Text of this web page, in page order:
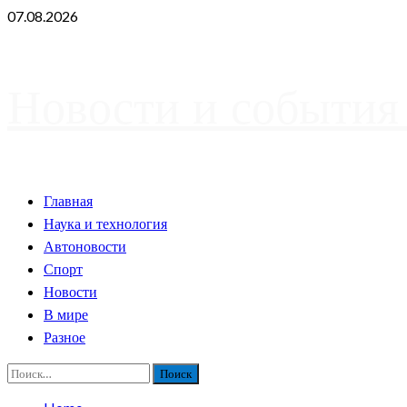
Skip
07.08.2026
PrimaryГлавная
Наука и технология
Автоновости
Спорт
Новости
В мире
Разное
Найти: